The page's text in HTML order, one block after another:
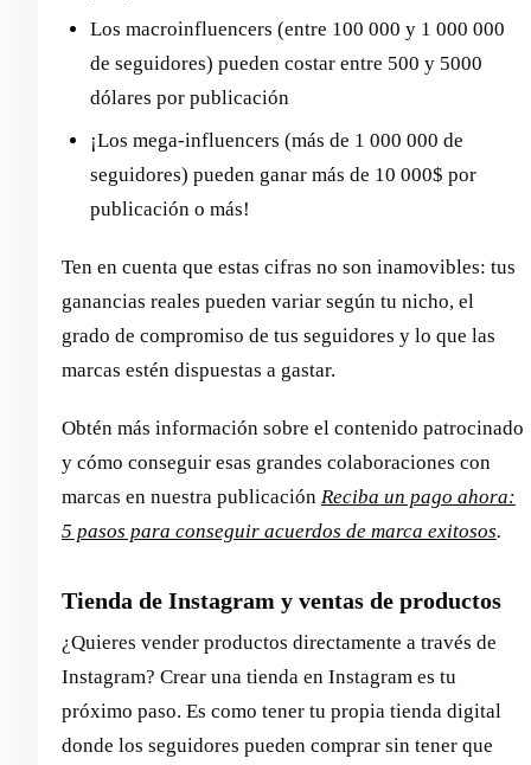
Los macroinfluencers (entre 100 000 y 1 000 000
de seguidores) pueden costar entre 500 y 5000
dólares por publicación
¡Los mega-influencers (más de 1 000 000 de
seguidores) pueden ganar más de 10 000$ por
publicación o más!
Ten en cuenta que estas cifras no son inamovibles: tus
ganancias reales pueden variar según tu nicho, el
grado de compromiso de tus seguidores y lo que las
marcas estén dispuestas a gastar.
Obtén más información sobre el contenido patrocinado
y cómo conseguir esas grandes colaboraciones con
marcas en nuestra publicación Reciba un pago ahora:
5 pasos para conseguir acuerdos de marca exitosos.
Tienda de Instagram y ventas de productos
¿Quieres vender productos directamente a través de
Instagram? Crear una tienda en Instagram es tu
próximo paso. Es como tener tu propia tienda digital
donde los seguidores pueden comprar sin tener que